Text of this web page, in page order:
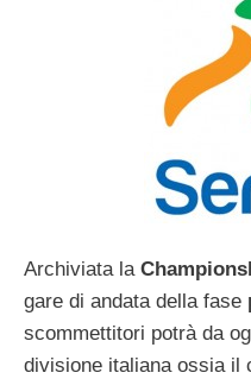
Archiviata la
gare di andata della fase
scommettitori potrà da
divisione italiana ossia il